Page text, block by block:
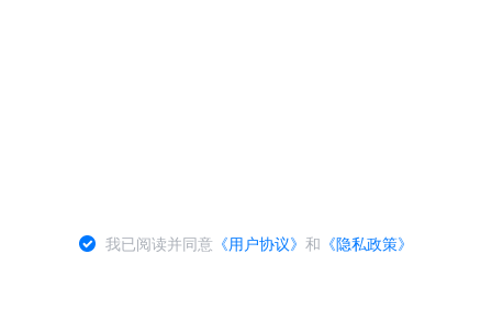
我已阅读并同意 《用户协议》和 《隐私政策》